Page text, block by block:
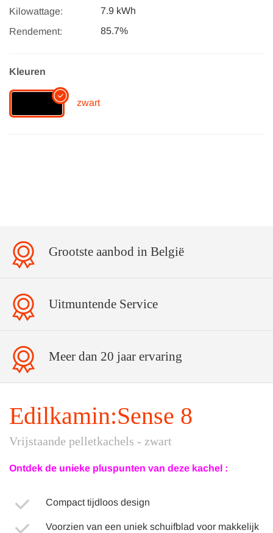
Kilowattage:
7.9 kWh
Rendement:
85.7%
Kleuren
zwart
Grootste aanbod in België
Uitmuntende Service
Meer dan 20 jaar ervaring
Edilkamin:Sense 8
Vrijstaande pelletkachels - zwart
Ontdek de unieke pluspunten van deze kachel :
Compact tijdloos design
Voorzien van een uniek schuifblad voor makkelijk